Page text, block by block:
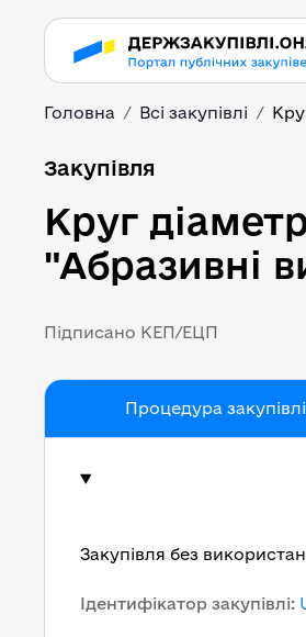
Головна Всі закупівлі
Круг
Закупівля
Круг
"Абразивні
Підписано КЕП/ЕЦП
Процедура закупівлі
Закупівля без
Ідентифікатор закупівлі: